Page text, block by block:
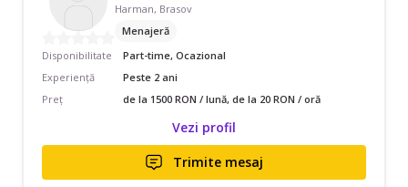
Harman, Brasov
Menajeră
Disponibilitate
Part-time, Ocazional
Experiență
Peste 2 ani
Preț
de la 1500 RON / lună, de la 20 RON / oră
Vezi profil
Trimite mesaj